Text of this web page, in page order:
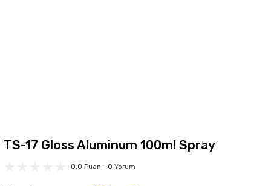
TS-17 Gloss Aluminum 100ml Spray
0.0 Puan - 0 Yorum